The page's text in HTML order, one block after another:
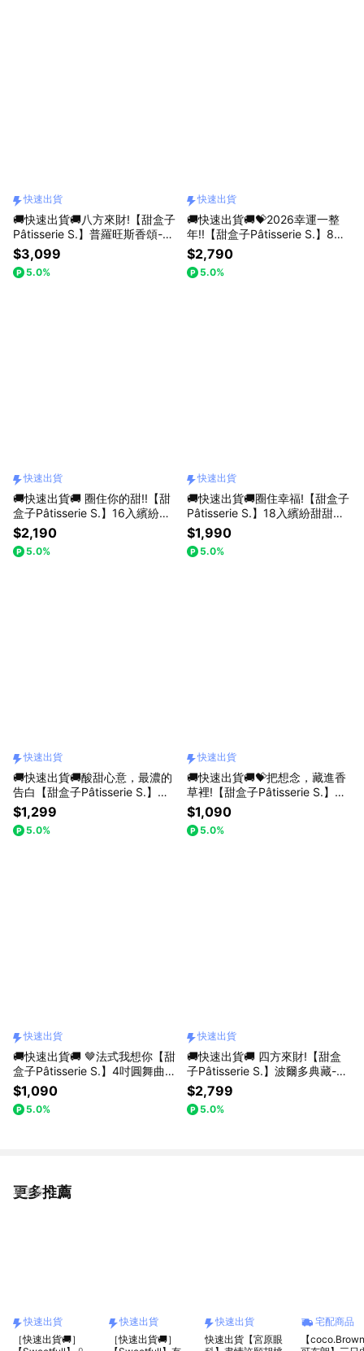
快速出貨
🚚快速出貨🚚八方來財!【甜盒子
Pâtisserie S.】普羅旺斯香頌-白
壓紋燙金禮盒+禮袋
$3,099
5.0%
快速出貨
🚚快速出貨🚚💝2026幸運一整
年!!【甜盒子Pâtisserie S.】8吋
米蒂耶藍莓巴斯克
$2,790
5.0%
快速出貨
🚚快速出貨🚚 圈住你的甜!!【甜
盒子Pâtisserie S.】16入繽紛甜
甜圈禮盒+禮盒提袋
$2,190
5.0%
快速出貨
🚚快速出貨🚚圈住幸福!【甜盒子
Pâtisserie S.】18入繽紛甜甜圈
提盒
$1,990
5.0%
快速出貨
🚚快速出貨🚚酸甜心意，最濃的
告白【甜盒子Pâtisserie S.】生
椰芒果微光 · 生乳卷
$1,299
5.0%
快速出貨
🚚快速出貨🚚💝把想念，藏進香
草裡!【甜盒子Pâtisserie S.】4
吋波旁香草巴斯克
$1,090
5.0%
快速出貨
🚚快速出貨🚚 🤎法式我想你【甜
盒子Pâtisserie S.】4吋圓舞曲提
拉米蘇 Tiramisu
$1,090
5.0%
快速出貨
🚚快速出貨🚚 四方來財!【甜盒
子Pâtisserie S.】波爾多典藏-白
壓紋燙金禮盒+禮袋
$2,799
5.0%
更多推薦
看更多
快速出貨
［快速出貨🚚］
快速出貨
［快速出貨🚚］
快速出貨
快速出貨【宮原眼
宅配商品
【